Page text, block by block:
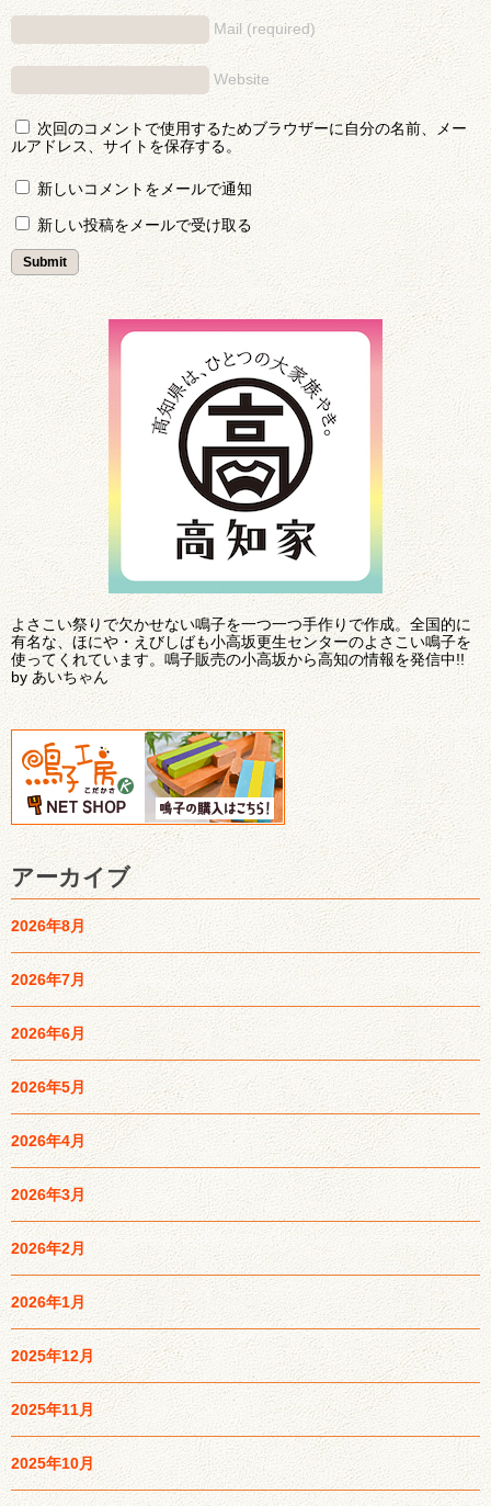
Mail (required)
Website
次回のコメントで使用するためブラウザーに自分の名前、メー
ルアドレス、サイトを保存する。
新しいコメントをメールで通知
新しい投稿をメールで受け取る
よさこい祭りで欠かせない鳴子を一つ一つ手作りで作成。全国的に
有名な、ほにや・えびしばも小高坂更生センターのよさこい鳴子を
使ってくれています。鳴子販売の小高坂から高知の情報を発信中!!
by あいちゃん
アーカイブ
2026年8月
2026年7月
2026年6月
2026年5月
2026年4月
2026年3月
2026年2月
2026年1月
2025年12月
2025年11月
2025年10月